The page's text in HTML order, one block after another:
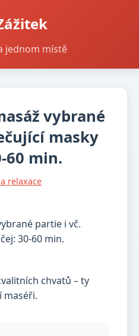
jednom místě
vybrané
masky
60 min.
relaxace
chvatů – ty
maséři.